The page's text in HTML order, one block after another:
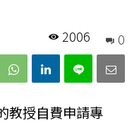
0
2006
教授自費申請專